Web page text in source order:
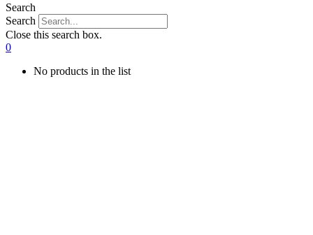
Search
Search
Close this search box.
0
No products in the list